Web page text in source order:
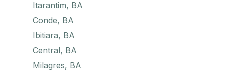
Itarantim, BA
Conde, BA
Ibitiara, BA
Central, BA
Milagres, BA